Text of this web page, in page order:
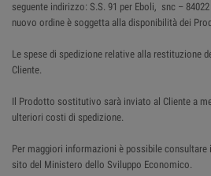
seguente indirizzo: S.S. 91 per Eboli, snc – 84022
nuovo ordine è soggetta alla disponibilità dei
Le spese di spedizione relative alla restituzione
Cliente.
Il Prodotto sostitutivo sarà inviato al Cliente a
ulteriori costi di spedizione.
Per maggiori informazioni è possibile consultare
sito del Ministero dello Sviluppo Economico.